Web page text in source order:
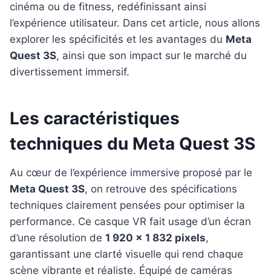
cinéma ou de fitness, redéfinissant ainsi
l’expérience utilisateur. Dans cet article, nous allons
explorer les spécificités et les avantages du Meta
Quest 3S, ainsi que son impact sur le marché du
divertissement immersif.
Les caractéristiques
techniques du Meta Quest 3S
Au cœur de l’expérience immersive proposé par le
Meta Quest 3S, on retrouve des spécifications
techniques clairement pensées pour optimiser la
performance. Ce casque VR fait usage d’un écran
d’une résolution de 1 920 x 1 832 pixels,
garantissant une clarté visuelle qui rend chaque
scène vibrante et réaliste. Équipé de caméras